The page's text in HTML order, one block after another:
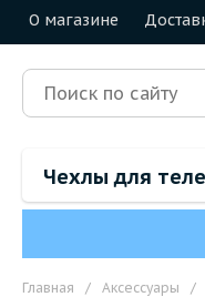
О магазине
Чехлы для
Главная / Аксессуары /